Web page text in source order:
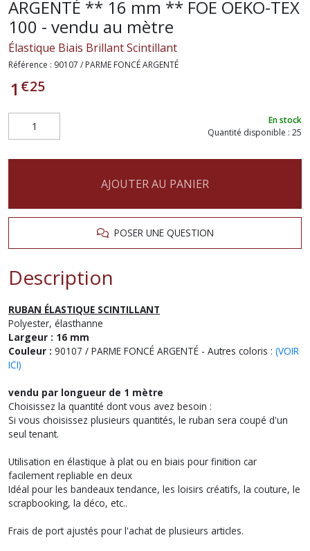
ARGENTÉ ** 16 mm ** FOE OEKO-TEX
100 - vendu au mètre
Élastique Biais Brillant Scintillant
Référence : 90107 / PARME FONCÉ ARGENTÉ
1 €25
En stock
Quantité disponible : 25
AJOUTER AU PANIER
POSER UNE QUESTION
Description
RUBAN ÉLASTIQUE SCINTILLANT
Polyester, élasthanne
Largeur : 16 mm
Couleur : 90107 / PARME FONCÉ ARGENTÉ - Autres coloris : (VOIR
ICI)
vendu par longueur de 1 mètre
Choisissez la quantité dont vous avez besoin :
Si vous choisissez plusieurs quantités, le ruban sera coupé d'un
seul tenant.
Utilisation en élastique à plat ou en biais pour finition car
facilement repliable en deux
Idéal pour les bandeaux tendance, les loisirs créatifs, la couture, le
scrapbooking, la déco, etc..
Frais de port ajustés pour l'achat de plusieurs articles.